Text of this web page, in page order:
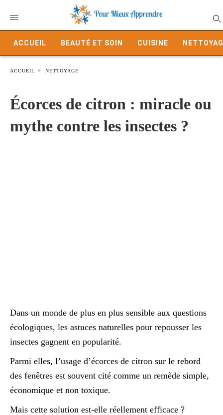
ACCUEIL BEAUTÉ ET SOIN CUISINE
ACCUEIL NETTOYAGE
Écorces de citron : miracle ou
mythe contre les insectes ?
Dans un monde de plus en plus sensible aux questions
écologiques, les astuces naturelles pour repousser les
insectes gagnent en popularité.
Parmi elles, l’usage d’écorces de citron sur le rebord
des fenêtres est souvent cité comme un remède simple,
économique et non toxique.
Mais cette solution est-elle réellement efficace ?